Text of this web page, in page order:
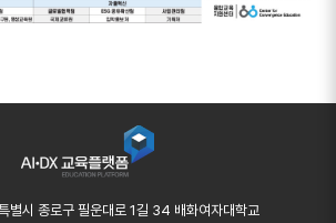
시 종로구 필운대로 1길 34 배화여자대학교